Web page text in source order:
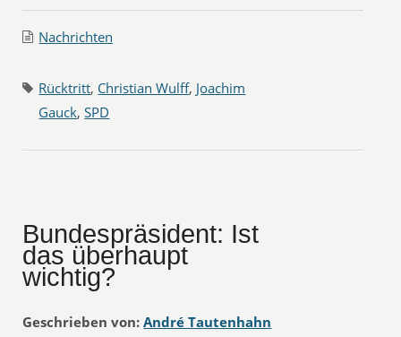
Nachrichten
Rücktritt, Christian Wulff, Joachim
Gauck,SPD
Bundespräsident: Ist
das überhaupt
wichtig?
Geschrieben von: André Tautenhahn